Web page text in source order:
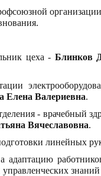
цеха - Блинков
Елена Валериевна.
- врачебный
Вячеславовна.
линейных
адаптацию